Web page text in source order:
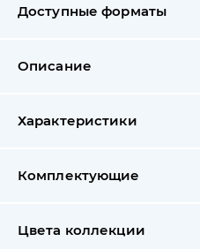
Доступные форматы
Описание
Характеристики
Комплектующие
Цвета коллекции